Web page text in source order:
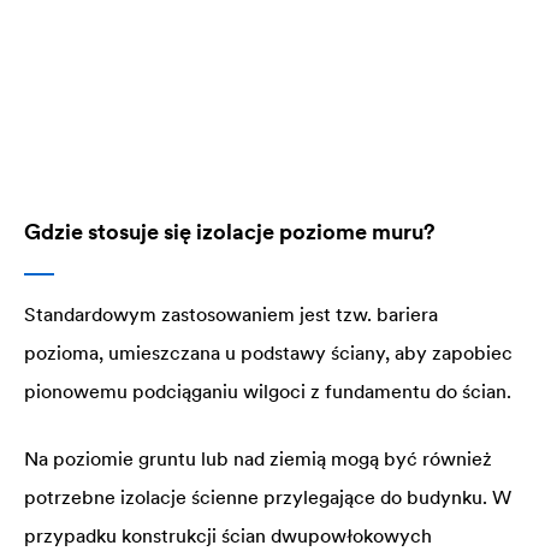
Gdzie stosuje się izolacje poziome muru?
Standardowym zastosowaniem jest tzw. bariera
pozioma, umieszczana u podstawy ściany, aby zapobiec
pionowemu podciąganiu wilgoci z fundamentu do ścian.
Na poziomie gruntu lub nad ziemią mogą być również
potrzebne izolacje ścienne przylegające do budynku. W
przypadku konstrukcji ścian dwupowłokowych